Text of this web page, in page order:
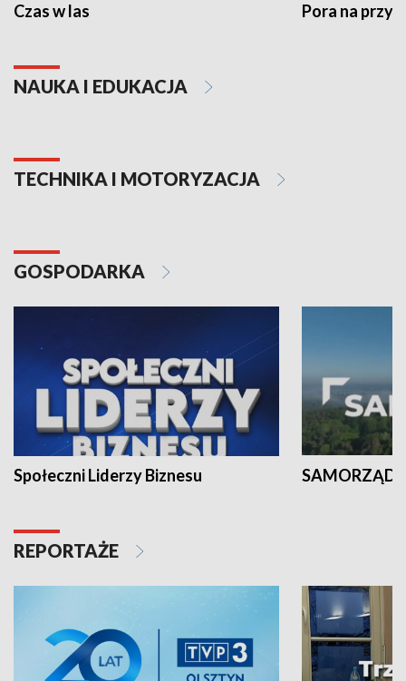
Czas w las Pora na
NAUKA I EDUKACJA
TECHNIKA I MOTORYZACJA
GOSPODARKA
Społeczni Liderzy Biznesu SAMORZĄD
REPORTAŻE